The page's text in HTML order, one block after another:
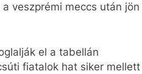
veszprémi meccs után jön
el a tabellán
fiatalok hat siker mellett